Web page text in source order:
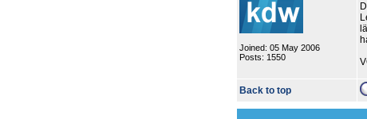
Joined: 05 May 2006
Posts: 1550
Back to top